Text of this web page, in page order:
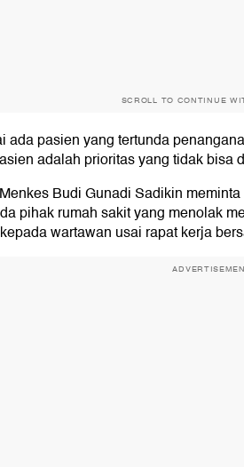
SCROLL TO CONTINUE
ada pasien yang tertunda
adalah prioritas yang tidak bisa
Budi Gunadi Sadikin
pihak rumah sakit yang menolak
wartawan usai rapat kerja